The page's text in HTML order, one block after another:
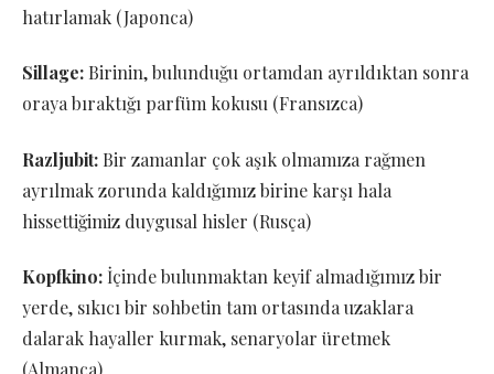
hatırlamak (Japonca)
Sillage: Birinin, bulunduğu ortamdan ayrıldıktan sonra
oraya bıraktığı parfüm kokusu (Fransızca)
Razljubit: Bir zamanlar çok aşık olmamıza rağmen
ayrılmak zorunda kaldığımız birine karşı hala
hissettiğimiz duygusal hisler (Rusça)
Kopfkino: İçinde bulunmaktan keyif almadığımız bir
yerde, sıkıcı bir sohbetin tam ortasında uzaklara
dalarak hayaller kurmak, senaryolar üretmek
(Almanca)